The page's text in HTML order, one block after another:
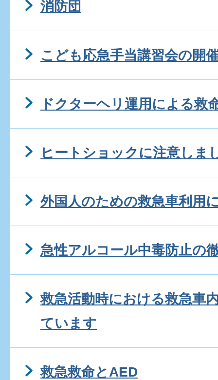
消防団
こども応急手当講習会の開
ドクターヘリ運用による救
ヒートショックに注意しま
外国人のための救急車利用
急性アルコール中毒防止の
救急活動時における救急車
ています
救急救命とAED